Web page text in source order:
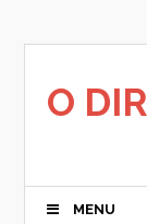
O
MENU